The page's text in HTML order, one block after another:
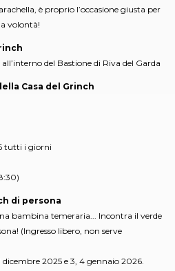
è proprio l’occasione giusta per
volontà!
del Bastione di Riva del Garda
Casa del Grinch
tutti i giorni
di persona
bambina temeraria... Incontra il verde
(Ingresso libero, non serve
dicembre 2025 e 3, 4 gennaio 2026.